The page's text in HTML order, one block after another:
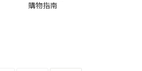
購物指南